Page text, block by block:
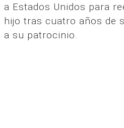
a Estados Unidos para
hijo tras cuatro años de
a su patrocinio.